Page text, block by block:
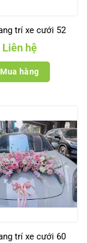
trí xe cưới 52
Liên hệ
Mua hàng
trí xe cưới 60